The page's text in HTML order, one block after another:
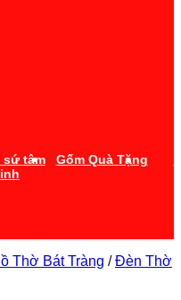
sứ tâm
Gốm Quà Tặng
Thờ Bát Tràng / Đèn Thờ